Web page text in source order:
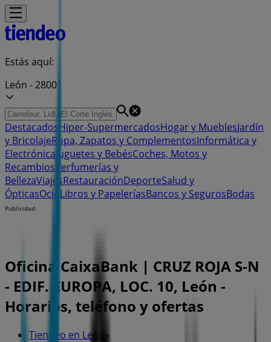
Estás aquí:
León - 28001
Destacados Hiper-SupermercadosHogar y MueblesJardín
y BricolajeRopa, Zapatos y ComplementosInformática y
Electrónica Juguetes y BebésCoches, Motos y
Recambios Perfumerías y
BellezaViajesRestauraciónDeporteSalud y
ÓpticasOcio Libros y PapeleríasBancos y SegurosBodas
Publicidad
Oficina CaixaBank | CRUZ ROJA S-N
- EDIF. EUROPA, LOC. 10, León -
Horarios, teléfono y ofertas
Tiendeo en León »